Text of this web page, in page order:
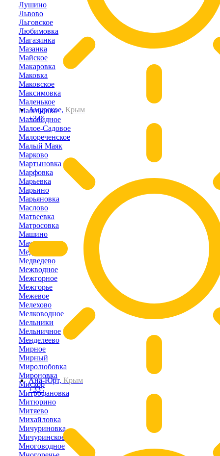
Амурское, Крым
+34°
Ана-Юрт, Крым
+33°
Лушино
Львово
Льговское
Любимовка
Магазинка
Мазанка
Майское
Макаровка
Маковка
Маковское
Максимовка
Маленькое
Малиновка
Маловидное
Малое-Садовое
Малореченское
Малый Маяк
Марково
Мартыновка
Марфовка
Марьевка
Марьино
Марьяновка
Маслово
Матвеевка
Матросовка
Машино
Маяк
Медведевка
Медведево
Межводное
Межгорное
Межгорье
Межевое
Мелехово
Мелководное
Мельники
Мельничное
Менделеево
Мирное
Мирный
Миролюбовка
Мироновка
Мисхор
Митрофановка
Митюрино
Митяево
Михайловка
Мичуриновка
Мичуринское
Многоводное